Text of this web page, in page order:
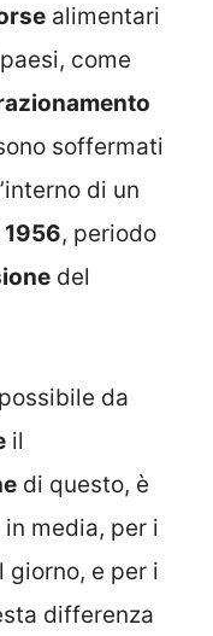
alimentari
come
soffermati
di un
1956, periodo
del
da
il
di questo, è
in media, per i
giorno, e per i
differenza